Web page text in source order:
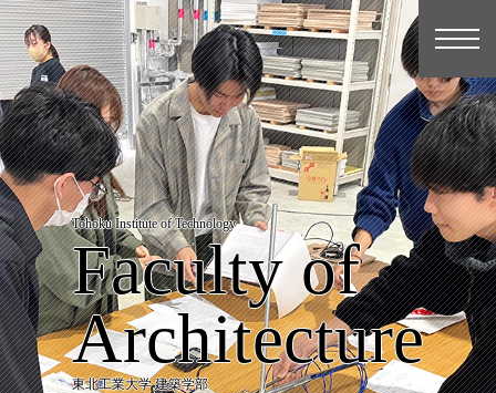
Tohoku Institute of Technology
Faculty of
Architecture
東北工業大学 建築学部